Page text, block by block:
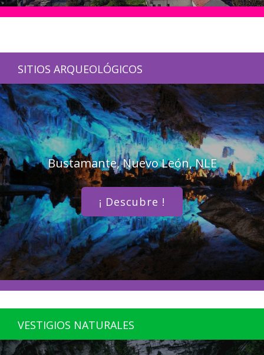
SITIOS ARQUEOLÓGICOS
Bustamante, Nuevo León, NLE
¡ Descubre !
VESTIGIOS NATURALES